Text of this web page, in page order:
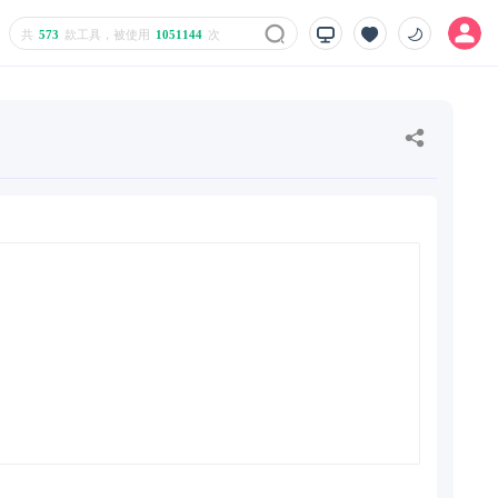
共 573 款工具，被使用 1051144 次